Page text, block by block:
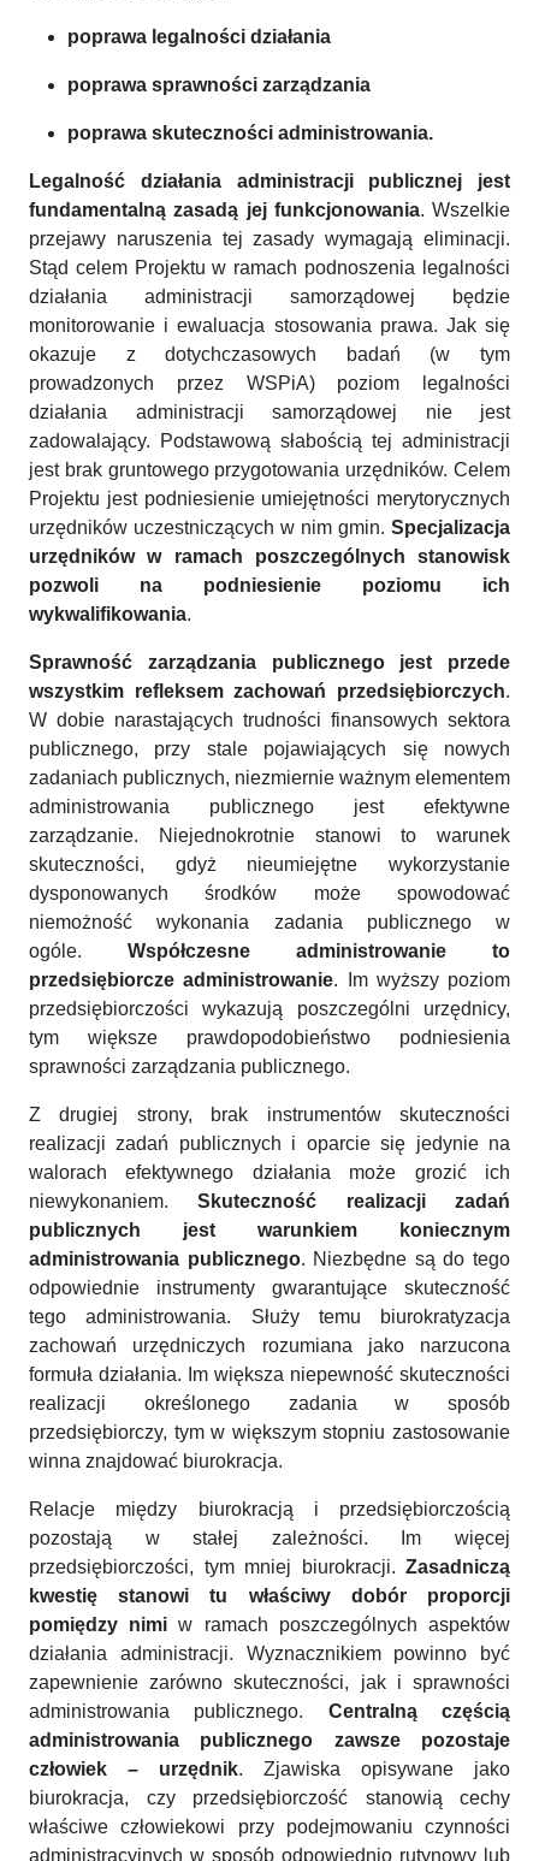
poprawa legalności działania
poprawa sprawności zarządzania
poprawa skuteczności administrowania.
Legalność działania administracji publicznej jest
fundamentalną zasadą jej funkcjonowania. Wszelkie
przejawy naruszenia tej zasady wymagają eliminacji.
Stąd celem Projektu w ramach podnoszenia legalności
działania administracji samorządowej będzie
monitorowanie i ewaluacja stosowania prawa. Jak się
okazuje z dotychczasowych badań (w tym
prowadzonych przez WSPiA) poziom legalności
działania administracji samorządowej nie jest
zadowalający. Podstawową słabością tej administracji
jest brak gruntowego przygotowania urzędników. Celem
Projektu jest podniesienie umiejętności merytorycznych
urzędników uczestniczących w nim gmin. Specjalizacja
urzędników w ramach poszczególnych stanowisk
pozwoli na podniesienie poziomu ich
wykwalifikowania.
Sprawność zarządzania publicznego jest przede
wszystkim refleksem zachowań przedsiębiorczych.
W dobie narastających trudności finansowych sektora
publicznego, przy stale pojawiających się nowych
zadaniach publicznych, niezmiernie ważnym elementem
administrowania publicznego jest efektywne
zarządzanie. Niejednokrotnie stanowi to warunek
skuteczności, gdyż nieumiejętne wykorzystanie
dysponowanych środków może spowodować
niemożność wykonania zadania publicznego w
ogóle. Współczesne administrowanie to
przedsiębiorcze administrowanie. Im wyższy poziom
przedsiębiorczości wykazują poszczególni urzędnicy,
tym większe prawdopodobieństwo podniesienia
sprawności zarządzania publicznego.
Z drugiej strony, brak instrumentów skuteczności
realizacji zadań publicznych i oparcie się jedynie na
walorach efektywnego działania może grozić ich
niewykonaniem.Skuteczność realizacji zadań
publicznych jest warunkiem koniecznym
administrowania publicznego. Niezbędne są do tego
odpowiednie instrumenty gwarantujące skuteczność
tego administrowania. Służy temu biurokratyzacja
zachowań urzędniczych rozumiana jako narzucona
formuła działania. Im większa niepewność skuteczności
realizacji określonego zadania w sposób
przedsiębiorczy, tym w większym stopniu zastosowanie
winna znajdować biurokracja.
Relacje między biurokracją i przedsiębiorczością
pozostają w stałej zależności. Im więcej
przedsiębiorczości, tym mniej biurokracji. Zasadniczą
kwestię stanowi tu właściwy dobór proporcji
pomiędzy nimi w ramach poszczególnych aspektów
działania administracji. Wyznacznikiem powinno być
zapewnienie zarówno skuteczności, jak i sprawności
administrowania publicznego. Centralną częścią
administrowania publicznego zawsze pozostaje
człowiek – urzędnik. Zjawiska opisywane jako
biurokracja, czy przedsiębiorczość stanowią cechy
właściwe człowiekowi przy podejmowaniu czynności
administracyjnych w sposób odpowiednio rutynowy lub